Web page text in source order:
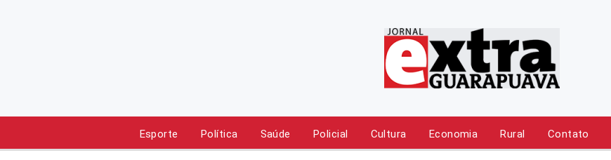
Esporte Política Saúde Policial Cultura Economia Rural Contato